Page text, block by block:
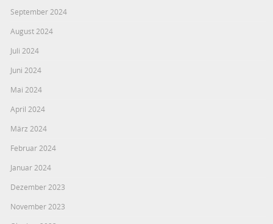
September 2024
August 2024
Juli 2024
Juni 2024
Mai 2024
April 2024
März 2024
Februar 2024
Januar 2024
Dezember 2023
November 2023